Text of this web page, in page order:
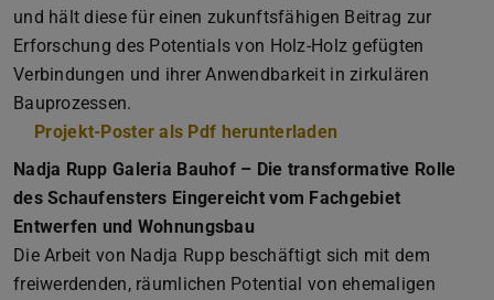
und hält diese für einen zukunftsfähigen Beitrag zur
Erforschung des Potentials von Holz-Holz gefügten
Verbindungen und ihrer Anwendbarkeit in zirkulären
Bauprozessen.
Projekt-Poster als Pdf herunterladen
Nadja Rupp Galeria Bauhof – Die transformative Rolle
des Schaufensters Eingereicht vom Fachgebiet
Entwerfen und Wohnungsbau
Die Arbeit von Nadja Rupp beschäftigt sich mit dem
freiwerdenden, räumlichen Potential von ehemaligen